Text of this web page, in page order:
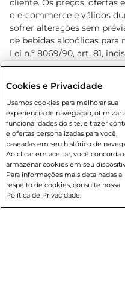
Rio de Janeiro (RJ)
Caso queira comprar
suas compras:
Entrega em casa
cliente. Os preços, ofertas
o e-commerce e válidos
sofrer alterações sem
de bebidas alcoólicas para
Lei n.º 8069/90, art. 81,
Adolescente). Preços e
prévio. O valor mínimo
80,00.
© 2026
Cookies e Privacidade
Usamos cookies para melhorar sua
experiência de navegação, otimizar
funcionalidades do site, e trazer
e ofertas personalizadas para você,
baseadas em seu histórico de
Ao clicar em aceitar, você concorda
armazenar cookies em seu
Para informações mais detalhadas a
respeito de cookies, consulte nossa
Política de Privacidade.